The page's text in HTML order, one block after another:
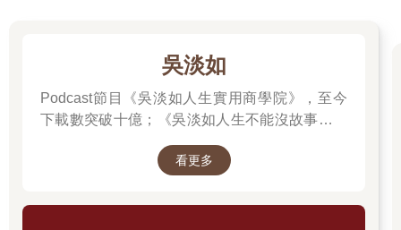
吳淡如
Podcast節目《吳淡如人生實用商學院》，至今
下載數突破十億；《吳淡如人生不能沒故事》也
讀歷史中的權力運作與人性選擇，讓看似遙遠的
看更多